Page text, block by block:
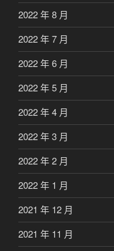
2022 年 8 月
2022 年 7 月
2022 年 6 月
2022 年 5 月
2022 年 4 月
2022 年 3 月
2022 年 2 月
2022 年 1 月
2021 年 12 月
2021 年 11 月